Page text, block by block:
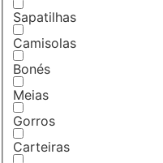
Sapatilhas
Camisolas
Bonés
Meias
Gorros
Carteiras